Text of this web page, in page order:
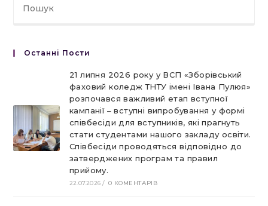
Останні Пости
21 липня 2026 року у ВСП «Зборівський
фаховий коледж ТНТУ імені Івана Пулюя»
розпочався важливий етап вступної
кампанії – вступні випробування у формі
співбесіди для вступників, які прагнуть
стати студентами нашого закладу освіти.
Співбесіди проводяться відповідно до
затверджених програм та правил
прийому.
22.07.2026 / 0 КОМЕНТАРІВ